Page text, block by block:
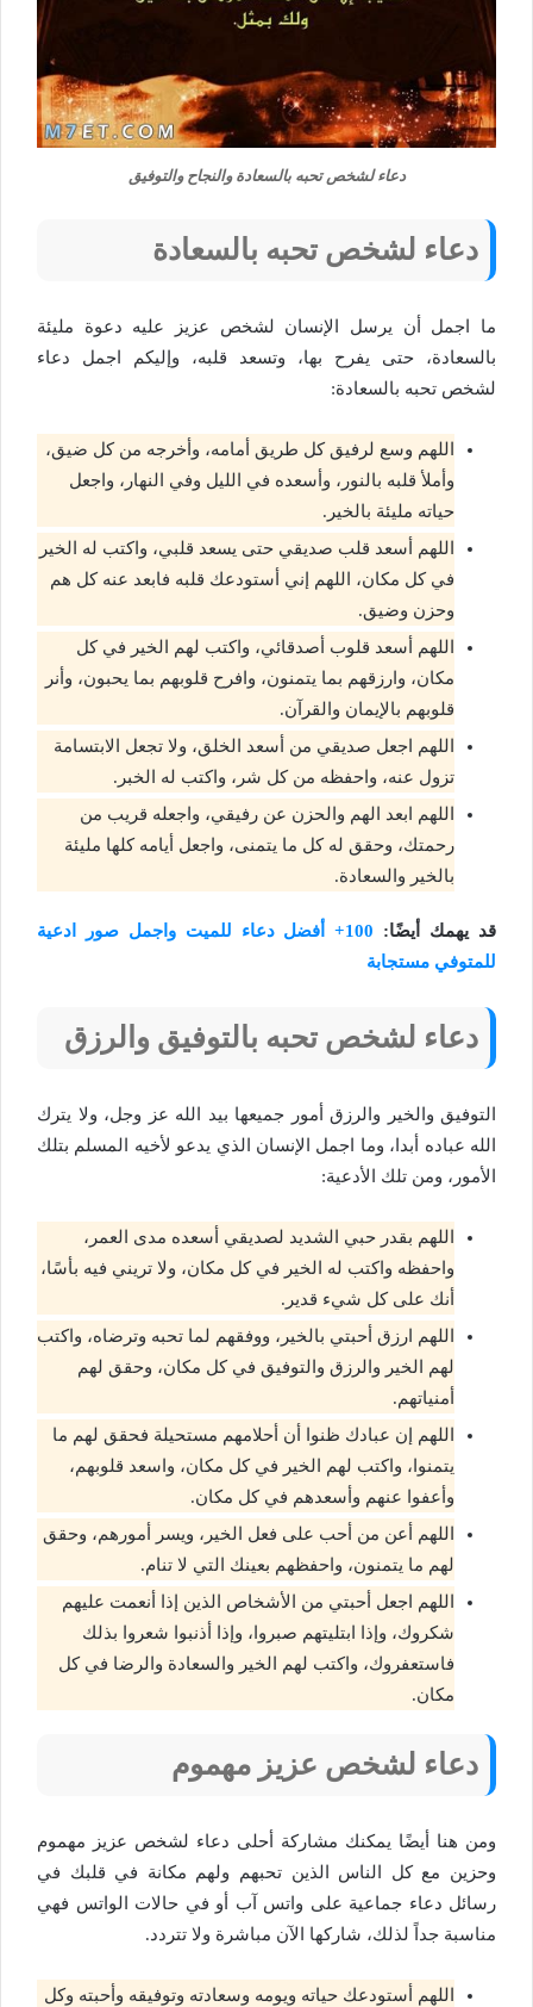
دعاء لشخص تحبه بالسعادة والنجاح والتوفيق
دعاء لشخص تحبه بالسعادة
ما اجمل أن يرسل الإنسان لشخص عزيز عليه دعوة مليئة
بالسعادة، حتى يفرح بها، وتسعد قلبه، وإليكم اجمل دعاء
لشخص تحبه بالسعادة:
اللهم وسع لرفيق كل طريق أمامه، وأخرجه من كل ضيق،
وأملأ قلبه بالنور، وأسعده في الليل وفي النهار، واجعل
حياته مليئة بالخير.
اللهم أسعد قلب صديقي حتى يسعد قلبي، واكتب له الخير
في كل مكان، اللهم إني أستودعك قلبه فابعد عنه كل هم
وحزن وضيق.
اللهم أسعد قلوب أصدقائي، واكتب لهم الخير في كل
مكان، وارزقهم بما يتمنون، وافرح قلوبهم بما يحبون، وأنر
قلوبهم بالإيمان والقرآن.
اللهم اجعل صديقي من أسعد الخلق، ولا تجعل الابتسامة
تزول عنه، واحفظه من كل شر، واكتب له الخبر.
اللهم ابعد الهم والحزن عن رفيقي، واجعله قريب من
رحمتك، وحقق له كل ما يتمنى، واجعل أيامه كلها مليئة
بالخير والسعادة.
قد يهمك أيضًا:
100+ أفضل دعاء للميت واجمل صور ادعية
للمتوفي مستجابة
دعاء لشخص تحبه بالتوفيق والرزق
التوفيق والخير والرزق أمور جميعها بيد الله عز وجل، ولا يترك
الله عباده أبدا، وما اجمل الإنسان الذي يدعو لأخيه المسلم بتلك
الأمور، ومن تلك الأدعية:
اللهم بقدر حبي الشديد لصديقي أسعده مدى العمر،
واحفظه واكتب له الخير في كل مكان، ولا تريني فيه بأسًا،
أنك على كل شيء قدير.
اللهم ارزق أحبتي بالخير، ووفقهم لما تحبه وترضاه، واكتب
لهم الخير والرزق والتوفيق في كل مكان، وحقق لهم
أمنياتهم.
اللهم إن عبادك ظنوا أن أحلامهم مستحيلة فحقق لهم ما
يتمنوا، واكتب لهم الخير في كل مكان، واسعد قلوبهم،
وأعفوا عنهم وأسعدهم في كل مكان.
اللهم أعن من أحب على فعل الخير، ويسر أمورهم، وحقق
لهم ما يتمنون، واحفظهم بعينك التي لا تنام.
اللهم اجعل أحبتي من الأشخاص الذين إذا أنعمت عليهم
شكروك، وإذا ابتليتهم صبروا، وإذا أذنبوا شعروا بذلك
فاستعفروك، واكتب لهم الخير والسعادة والرضا في كل
مكان.
دعاء لشخص عزيز مهموم
ومن هنا أيضًا يمكنك مشاركة أحلى دعاء لشخص عزيز مهموم
وحزين مع كل الناس الذين تحبهم ولهم مكانة في قلبك في
رسائل دعاء جماعية على واتس آب أو في حالات الواتس فهي
مناسبة جداً لذلك، شاركها الآن مباشرة ولا تتردد.
اللهم أستودعك حياته ويومه وسعادته وتوفيقه وأحبته وكل